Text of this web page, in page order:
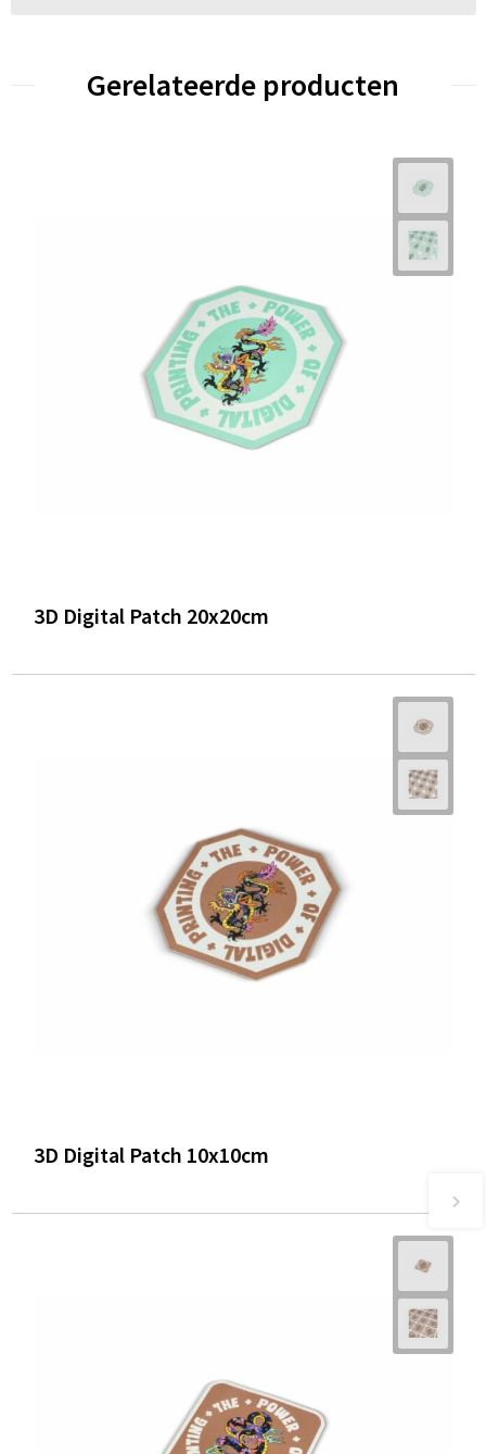
Gerelateerde producten
3D Digital Patch 20x20cm
3D Digital Patch 10x10cm